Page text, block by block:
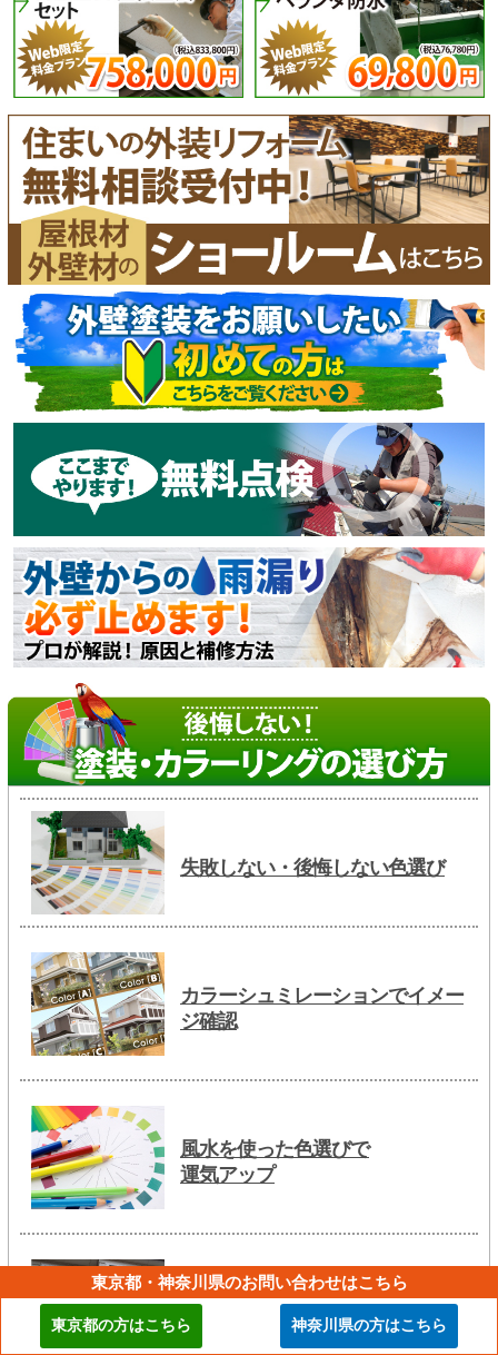
失敗しない・後悔しない色選び
カラーシュミレーションでイメー
ジ確認
風水を使った色選びで
運気アップ
汚れが目立ちにくい色・汚れが目
立ちやすい色
東京都・神奈川県のお問い合わせはこちら
東京都の方はこちら 神奈川県の方はこちら